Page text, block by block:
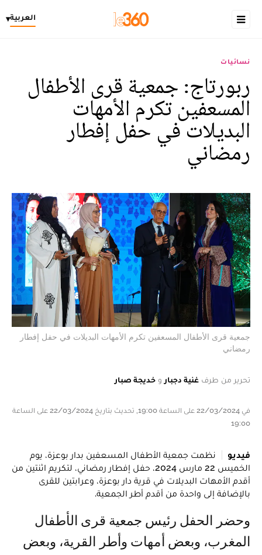
العربية▾
نسائيات
ربورتاج: جمعية قرى الأطفال
المسعفين تكرم الأمهات
البديلات في حفل إفطار
رمضاني
جمعية قرى الأطفال المسعفين تكرم الأمهات البديلات في حفل إفطار
رمضاني
تحرير من طرف غنية دجبار و خديجة صبار
في 22/03/2024 على الساعة 19:00, تحديث بتاريخ 22/03/2024 على الساعة
19:00
فيديو
نظمت جمعية الأطفال المسعفين بدار بوعزة، يوم
الخميس 22 مارس 2024، حفل إفطار رمضاني، لتكريم اثنتين من
أقدم الأمهات البديلات في قرية دار بوعزة، وعرابتين للقرى
بالإضافة إلى واحدة من أقدم أطر الجمعية.
وحضر الحفل رئيس جمعية قرى الأطفال
المغرب، وبعض أمهات وأطر القرية، وبعض